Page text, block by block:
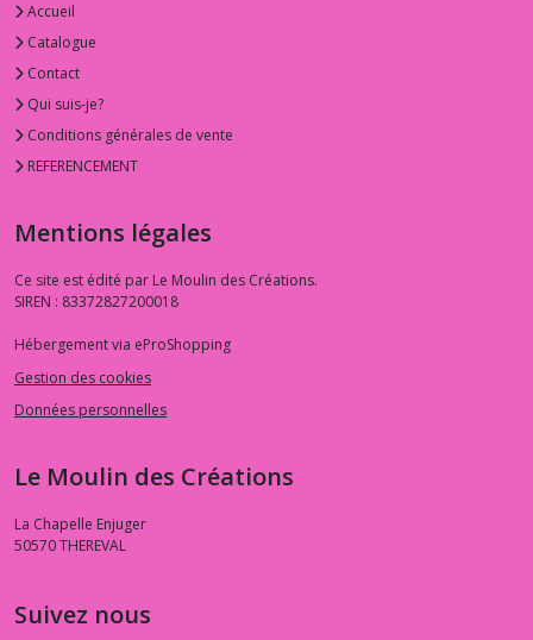
Accueil
Catalogue
Contact
Qui suis-je?
Conditions générales de vente
REFERENCEMENT
Mentions légales
Ce site est édité par Le Moulin des Créations.
SIREN : 83372827200018
Hébergement via eProShopping
Gestion des cookies
Données personnelles
Le Moulin des Créations
La Chapelle Enjuger
50570THEREVAL
Suivez nous